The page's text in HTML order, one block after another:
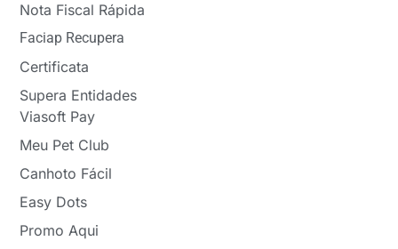
Nota Fiscal Rápida
Faciap Recupera
Certificata
Supera Entidades
Viasoft Pay
Meu Pet Club
Canhoto Fácil
Easy Dots
Promo Aqui